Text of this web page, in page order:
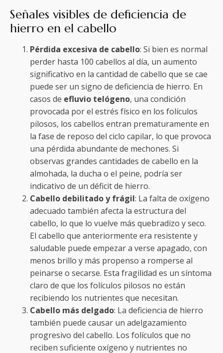
Señales visibles de deficiencia de
hierro en el cabello
Pérdida excesiva de cabello: Si bien es normal
perder hasta 100 cabellos al día, un aumento
significativo en la cantidad de cabello que se cae
puede ser un signo de deficiencia de hierro. En
casos de efluvio telógeno, una condición
provocada por el estrés físico en los folículos
pilosos, los cabellos entran prematuramente en
la fase de reposo del ciclo capilar, lo que provoca
una pérdida abundante de mechones. Si
observas grandes cantidades de cabello en la
almohada, la ducha o el peine, podría ser
indicativo de un déficit de hierro.
Cabello debilitado y frágil: La falta de oxígeno
adecuado también afecta la estructura del
cabello, lo que lo vuelve más quebradizo y seco.
El cabello que anteriormente era resistente y
saludable puede empezar a verse apagado, con
menos brillo y más propenso a romperse al
peinarse o secarse. Esta fragilidad es un síntoma
claro de que los folículos pilosos no están
recibiendo los nutrientes que necesitan.
Cabello más delgado: La deficiencia de hierro
también puede causar un adelgazamiento
progresivo del cabello. Los folículos que no
reciben suficiente oxígeno y nutrientes no